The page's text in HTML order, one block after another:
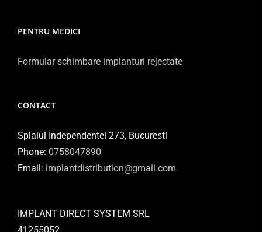
PENTRU MEDICI
Formular schimbare implanturi rejectate
CONTACT
Splaiul Independentei 273, Bucuresti
Phone: 0758047890
Email: implantdistribution@gmail.com
IMPLANT DIRECT SYSTEM SRL